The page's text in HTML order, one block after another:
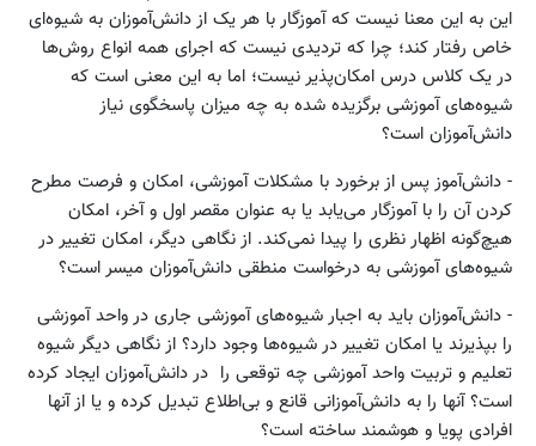
این به این معنا نیست که آموزگار با هر یک از دانش‌آموزان به شیوه‌ای
خاص رفتار کند؛ چرا که تردیدی نیست که اجرای همه انواع روش‌ها
در یک کلاس درس امکان‌پذیر نیست؛ اما به این معنی است که
شیوه‌های آموزشی برگزیده شده به چه میزان پاسخگوی نیاز
دانش‌آموزان است؟
- دانش‌آموز پس از برخورد با مشکلات آموزشی، امکان و فرصت‌ مطرح
کردن آن را با آموزگار می‌یابد یا به عنوان مقصر اول و آخر، امکان
هیچ‌گونه اظهار نظری را پیدا نمی‌کند. از نگاهی دیگر، امکان تغییر در
شیوه‌های آموزشی به درخواست منطقی دانش‌آموزان میسر است؟
- دانش‌آموزان باید به اجبار شیوه‌های آموزشی جاری در واحد آموزشی
را بپذیرند یا امکان تغییر در شیوه‌ها وجود دارد؟ از نگاهی دیگر شیوه
تعلیم و تربیت واحد آموزشی چه توقعی را در دانش‌آموزان ایجاد کرده
است؟ آنها را به دانش‌آموزانی قانع و بی‌اطلاع تبدیل کرده و یا از آنها
افرادی پویا و هوشمند ساخته است؟